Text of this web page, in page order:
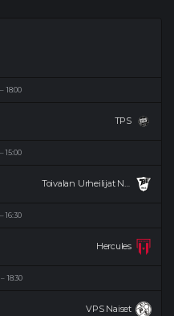
18:00
TPS
15:00
Toivalan Urheilijat Naiset
16:30
Hercules
18:30
VPS Naiset